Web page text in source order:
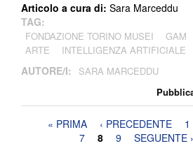
Articolo a cura di: Sara Marceddu
TAG:
FONDAZIONE TORINO MUSEI GAM
ARTE
INTELLIGENZA ARTIFICIALE
AUTORE/I: SARA MARCEDDU
Pagine« PRIMA ‹ PRECEDENTE 1
7
8 9 SEGUENTE ›